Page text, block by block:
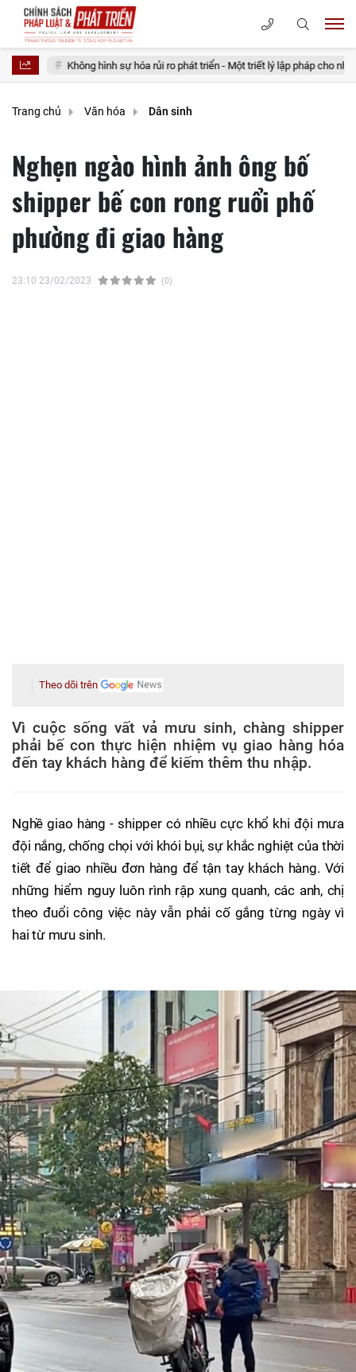
hình sự hóa rủi ro phát triển - Một triết lý lập pháp cho nhà nước kiến tạo
Trang chủ Văn hóa Dân sinh
Nghẹn ngào hình ảnh ông bố
shipper bế con rong ruổi phố
phường đi giao hàng
23:10 23/02/2023 (0)
Theo dõi trên
Vì cuộc sống vất vả mưu sinh, chàng shipper
phải bế con thực hiện nhiệm vụ giao hàng hóa
đến tay khách hàng để kiếm thêm thu nhập.
Nghề giao hàng - shipper có nhiều cực khổ khi đội mưa
đội nắng, chống chọi với khói bụi, sự khắc nghiệt của thời
tiết để giao nhiều đơn hàng để tận tay khách hàng. Với
những hiểm nguy luôn rình rập xung quanh, các anh, chị
theo đuổi công việc này vẫn phải cố gắng từng ngày vì
hai từ mưu sinh.